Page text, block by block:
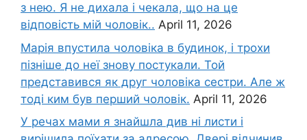
з нею. Я не дихала і чекала, що на це
відповість мій чоловік.. April 11, 2026
Марія впустила чоловіка в будинок, і трохи
пізніше до неї знову постукали. Той
представився як друг чоловіка сестри. Але ж
тоді ким був перший чоловік. April 11, 2026
У речах мами я знайшла див ні листи і